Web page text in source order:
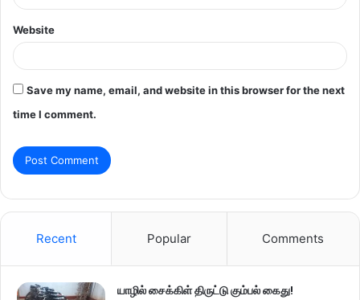
Website
Save my name, email, and website in this browser for the next
time I comment.
Recent Popular Comments
யாழில் சைக்கிள் திருட்டு கும்பல் கைது!